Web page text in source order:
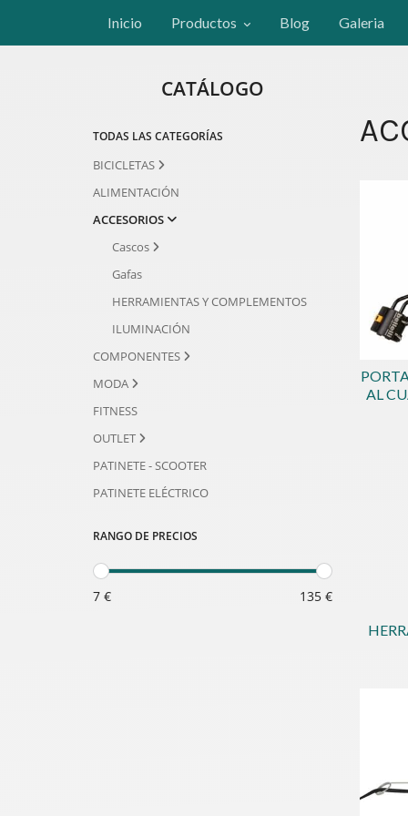
Inicio Productos Blog Galeria
CATÁLOGO
TODAS LAS CATEGORÍAS
BICICLETAS
ALIMENTACIÓN
ACCESORIOS
Cascos
Gafas
HERRAMIENTAS Y COMPLEMENTOS
ILUMINACIÓN
COMPONENTES
MODA
FITNESS
OUTLET
PATINETE - SCOOTER
PATINETE ELÉCTRICO
RANGO DE PRECIOS
7 € 135 €
AL